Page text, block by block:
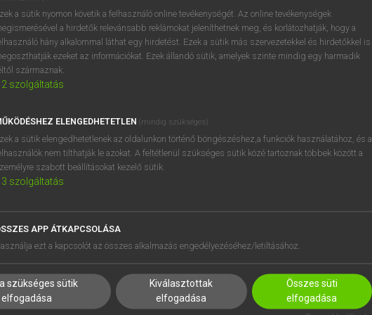
BELÉPÉS
próbaverziójának elindításához
regisztrálok ésbelépek.
REGISZTRÁCIÓ
SÚGÓ
RÓLUNK
SÜTI BEÁLLÍTÁSOK
a sütik nyomon követik a felhasználó online tevékenységét. Az online tevékenységek
a hirdetők relevánsabb reklámokat jeleníthetnek meg, és korlátozhatják, hogy a
hány alkalommal láthat egy hirdetést. Ezek a sütik más szervezetekkel és hirdetőkkel is
ezeket az információkat. Ezek állandó sütik, amelyek szinte mindig egy harmadik
származnak.
2 szolgáltatás
ELENGEDHETETLEN (mindig szükséges)
a sütik elengedhetetlenek az oldalunkon történő böngészéshez,a funkciók használatához, és a
nem tilthatják le azokat. A feltétlenül szükséges sütik közé tartoznak többek között a
szabott beállításokat kezelő sütik.
3 szolgáltatás
APP ÁTKAPCSOLÁSA
ezt a kapcsolót az összes alkalmazás engedélyezéséhez/letiltásához.
szükséges sütik
elfogadása
Kiválasztottak
elfogadása
Összes süti
elfogadása